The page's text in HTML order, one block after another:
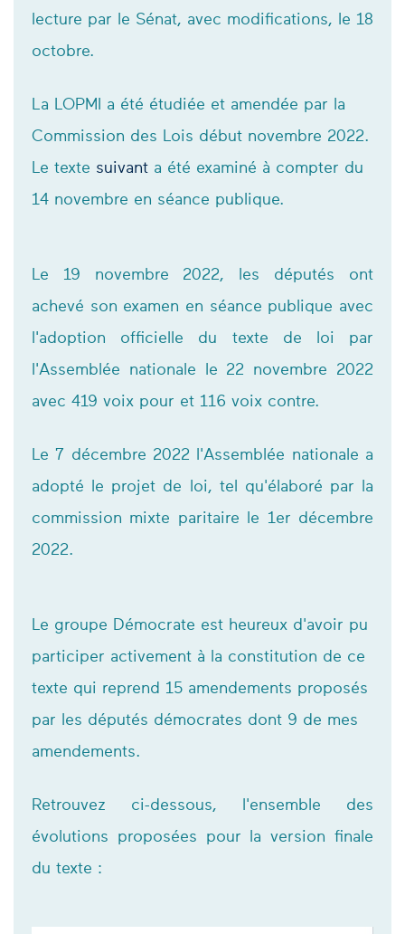
lecture par le Sénat, avec modifications, le 18
octobre.
La LOPMI a été étudiée et amendée par la
Commission des Lois début novembre 2022.
Le texte suivant a été examiné à compter du
14 novembre en séance publique.
Le 19 novembre 2022, les députés ont
achevé son examen en séance publique avec
l'adoption officielle du texte de loi par
l'Assemblée nationale le 22 novembre 2022
avec 419 voix pour et 116 voix contre.
Le 7 décembre 2022 l'Assemblée nationale a
adopté le projet de loi, tel qu'élaboré par la
commission mixte paritaire le 1er décembre
2022.
Le groupe Démocrate est heureux d'avoir pu
participer activement à la constitution de ce
texte qui reprend 15 amendements proposés
par les députés démocrates dont 9 de mes
amendements.
Retrouvez ci-dessous, l'ensemble des
évolutions proposées pour la version finale
du texte :